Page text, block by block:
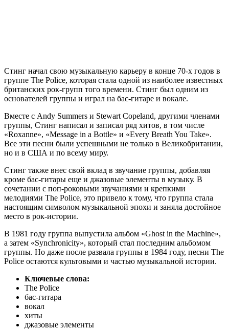
Стинг начал свою музыкальную карьеру в конце 70-х годов в
группе The Police, которая стала одной из наиболее известных
британских рок-групп того времени. Стинг был одним из
основателей группы и играл на бас-гитаре и вокале.
Вместе с Andy Summers и Stewart Copeland, другими членами
группы, Стинг написал и записал ряд хитов, в том числе
«Roxanne», «Message in a Bottle» и «Every Breath You Take».
Все эти песни были успешными не только в Великобритании,
но и в США и по всему миру.
Стинг также внес свой вклад в звучание группы, добавляя
кроме бас-гитары еще и джазовые элементы в музыку. В
сочетании с поп-роковыми звучаниями и крепкими
мелодиями The Police, это привело к тому, что группа стала
настоящим символом музыкальной эпохи и заняла достойное
место в рок-истории.
В 1981 году группа выпустила альбом «Ghost in the Machine»,
а затем «Synchronicity», который стал последним альбомом
группы. Но даже после развала группы в 1984 году, песни The
Police остаются культовыми и частью музыкальной истории.
Ключевые слова:
The Police
бас-гитара
вокал
хиты
джазовые элементы